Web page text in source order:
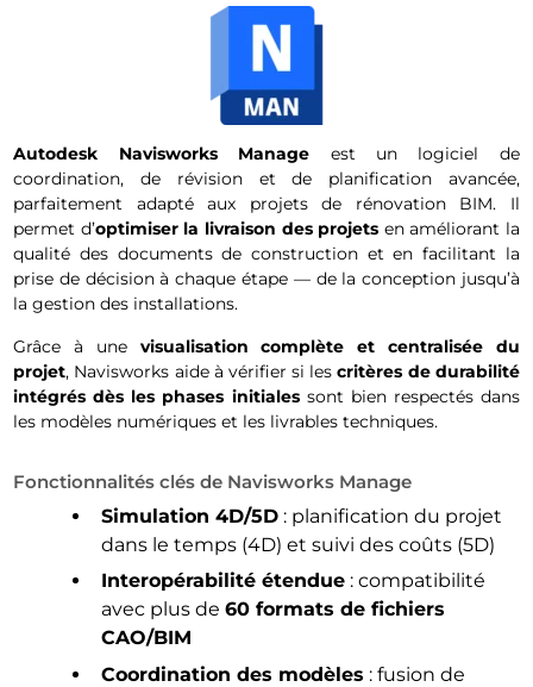
Autodesk Navisworks Manage est un logiciel de
coordination, de révision et de planification avancée,
parfaitement adapté aux projets de rénovation BIM. Il
permet d’optimiser la livraison des projets en améliorant la
qualité des documents de construction et en facilitant la
prise de décision à chaque étape — de la conception jusqu’à
la gestion des installations.
Grâce à une visualisation complète et centralisée du
projet, Navisworks aide à vérifier si lescritères de durabilité
intégrés dès les phases initialessont bien respectés dans
les modèles numériques et les livrables techniques.
Fonctionnalités clés de Navisworks Manage
Simulation 4D/5D: planification du projet
dans le temps (4D) et suivi des coûts (5D)
Interopérabilité étendue: compatibilité
avec plus de 60 formats de fichiers
CAO/BIM
Coordination des modèles : fusion de